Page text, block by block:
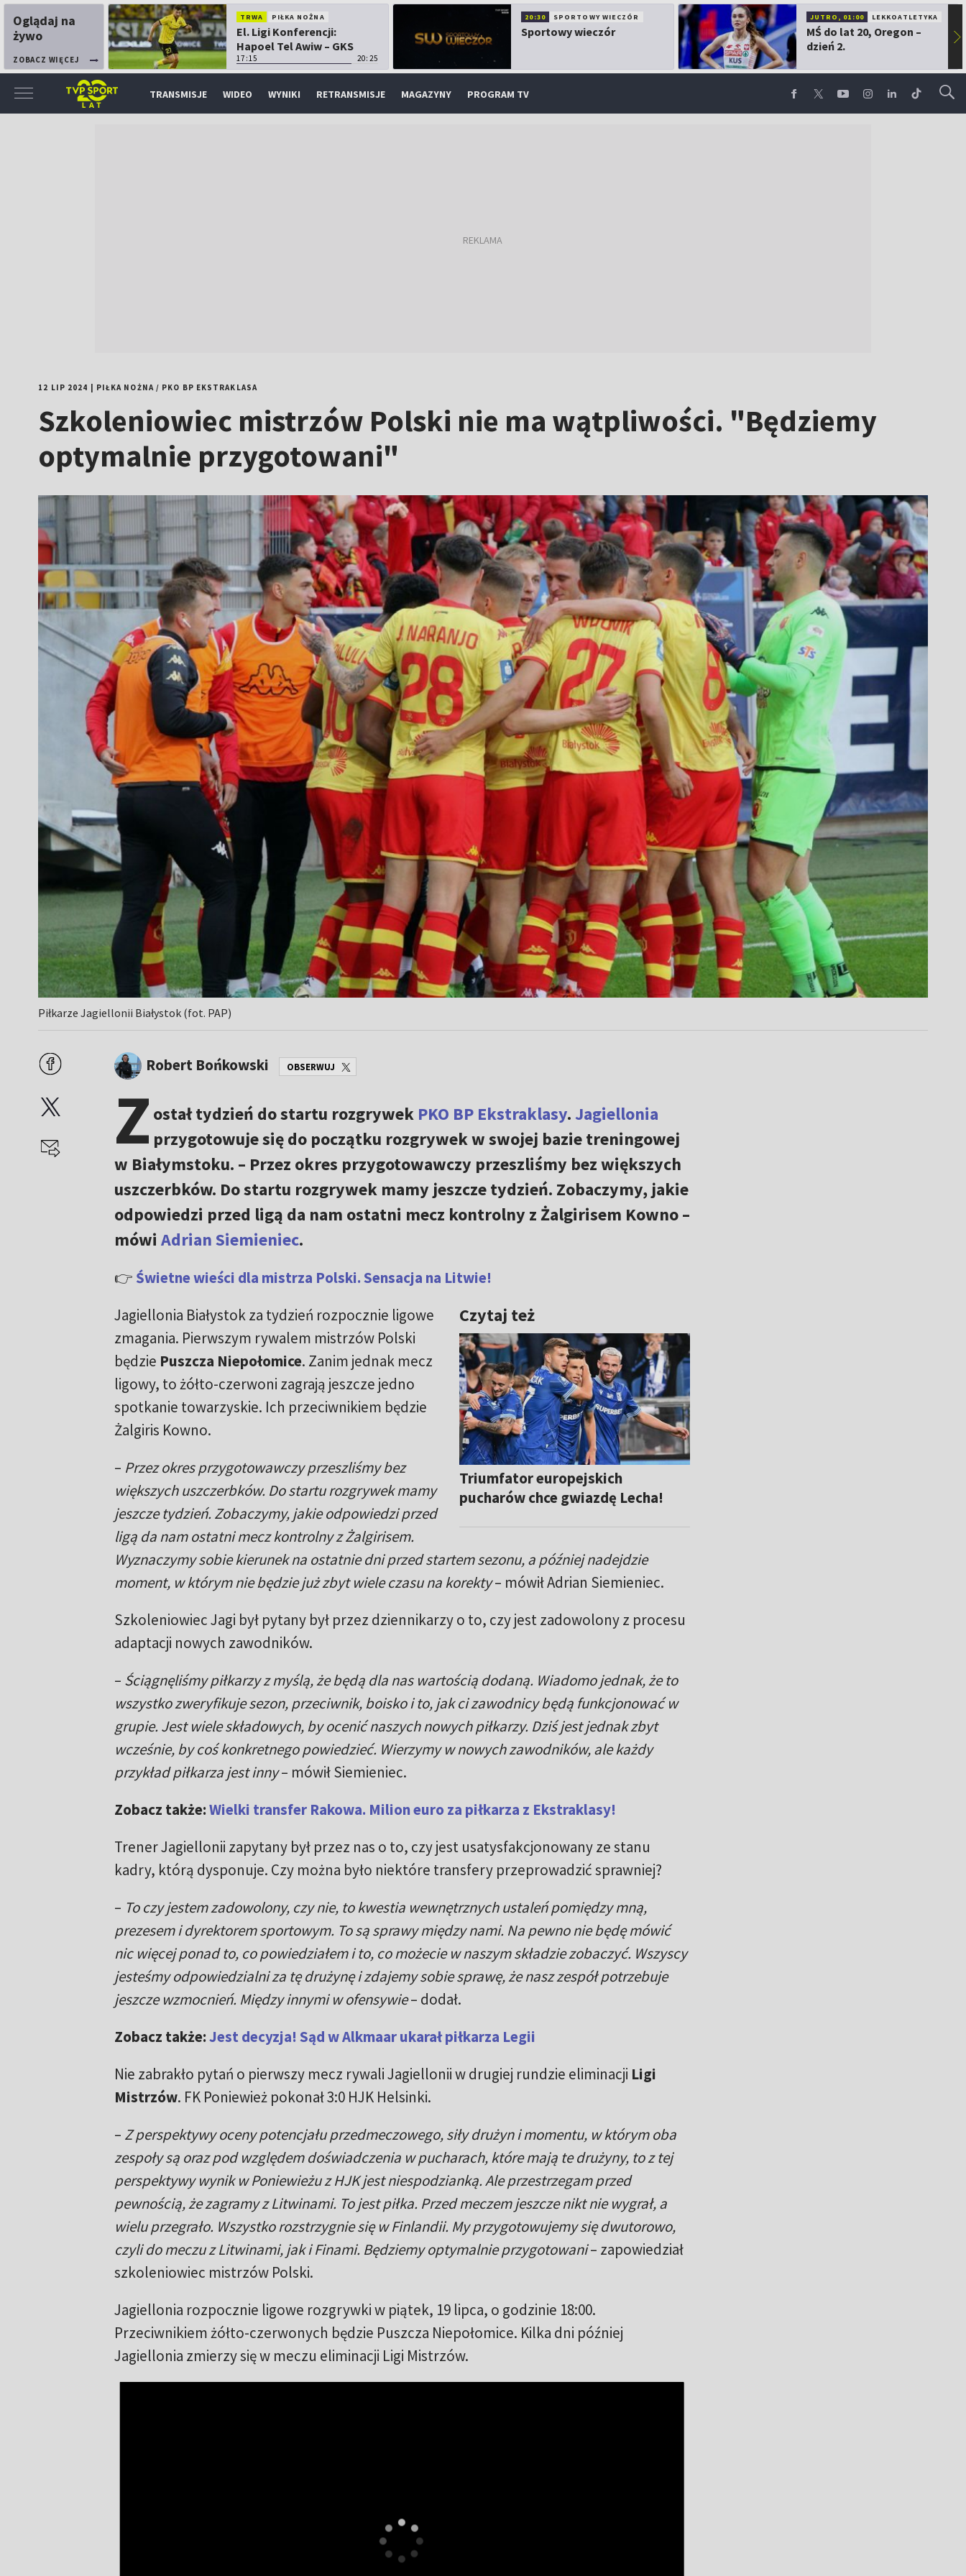
Oglądaj na
żywo
ZOBACZ WIĘCEJ
TRWA PIŁKA NOŻNA
El. Ligi Konferencji:
Hapoel Tel Awiw – GKS
Katowice
17:15 20:25
20:30 SPORTOWY WIECZÓR
Sportowy wieczór
JUTRO, 01:00 LEKKOATLETYKA
MŚ do lat 20, Oregon –
dzień 2.
▶
TRANSMISJE WIDEO WYNIKI RETRANSMISJE MAGAZYNY PROGRAM TV
12 LIP 2024 PIŁKA NOŻNA/ PKO BP EKSTRAKLASA
Szkoleniowiec mistrzów Polski nie ma wątpliwości. "Będziemy
optymalnie przygotowani"
Piłkarze Jagiellonii Białystok (fot. PAP)
Robert Bońkowski OBSERWUJ
Z ostał tydzień do startu rozgrywek PKO BP Ekstraklasy.Jagiellonia
przygotowuje się do początku rozgrywek w swojej bazie treningowej
w Białymstoku. – Przez okres przygotowawczy przeszliśmy bez większych
uszczerbków. Do startu rozgrywek mamy jeszcze tydzień. Zobaczymy, jakie
odpowiedzi przed ligą da nam ostatni mecz kontrolny z Żalgirisem Kowno –
mówi Adrian Siemieniec.
👉 Świetne wieści dla mistrza Polski. Sensacja na Litwie!
Czytaj też
Triumfator europejskich
pucharów chce gwiazdę Lecha!
Jagiellonia Białystok za tydzień rozpocznie ligowe
zmagania. Pierwszym rywalem mistrzów Polski
będzie Puszcza Niepołomice. Zanim jednak mecz
ligowy, to żółto-czerwoni zagrają jeszcze jedno
spotkanie towarzyskie. Ich przeciwnikiem będzie
Żalgiris Kowno.
– Przez okres przygotowawczy przeszliśmy bez
większych uszczerbków. Do startu rozgrywek mamy
jeszcze tydzień. Zobaczymy, jakie odpowiedzi przed
ligą da nam ostatni mecz kontrolny z Żalgirisem.
Wyznaczymy sobie kierunek na ostatnie dni przed startem sezonu, a później nadejdzie
moment, w którym nie będzie już zbyt wiele czasu na korekty– mówił Adrian Siemieniec.
Szkoleniowiec Jagi był pytany był przez dziennikarzy o to, czy jest zadowolony z procesu
adaptacji nowych zawodników.
– Ściągnęliśmy piłkarzy z myślą, że będą dla nas wartością dodaną. Wiadomo jednak, że to
wszystko zweryfikuje sezon, przeciwnik, boisko i to, jak ci zawodnicy będą funkcjonować w
grupie. Jest wiele składowych, by ocenić naszych nowych piłkarzy. Dziś jest jednak zbyt
wcześnie, by coś konkretnego powiedzieć. Wierzymy w nowych zawodników, ale każdy
przykład piłkarza jest inny– mówił Siemieniec.
Zobacz także:Wielki transfer Rakowa. Milion euro za piłkarza z Ekstraklasy!
Trener Jagiellonii zapytany był przez nas o to, czy jest usatysfakcjonowany ze stanu
kadry, którą dysponuje. Czy można było niektóre transfery przeprowadzić sprawniej?
– To czy jestem zadowolony, czy nie, to kwestia wewnętrznych ustaleń pomiędzy mną,
prezesem i dyrektorem sportowym. To są sprawy między nami. Na pewno nie będę mówić
nic więcej ponad to, co powiedziałem i to, co możecie w naszym składzie zobaczyć. Wszyscy
jesteśmy odpowiedzialni za tę drużynę i zdajemy sobie sprawę, że nasz zespół potrzebuje
jeszcze wzmocnień. Między innymi w ofensywie– dodał.
Zobacz także:Jest decyzja! Sąd w Alkmaar ukarał piłkarza Legii
Nie zabrakło pytań o pierwszy mecz rywali Jagiellonii w drugiej rundzie eliminacji Ligi
Mistrzów. FK Poniewież pokonał 3:0 HJK Helsinki.
– Z perspektywy oceny potencjału przedmeczowego, siły drużyn i momentu, w którym oba
zespoły są oraz pod względem doświadczenia w pucharach, które mają te drużyny, to z tej
perspektywy wynik w Poniewieżu z HJK jest niespodzianką. Ale przestrzegam przed
pewnością, że zagramy z Litwinami. To jest piłka. Przed meczem jeszcze nikt nie wygrał, a
wielu przegrało. Wszystko rozstrzygnie się w Finlandii. My przygotowujemy się dwutorowo,
czyli do meczu z Litwinami, jak i Finami. Będziemy optymalnie przygotowani– zapowiedział
szkoleniowiec mistrzów Polski.
Jagiellonia rozpocznie ligowe rozgrywki w piątek, 19 lipca, o godzinie 18:00.
Przeciwnikiem żółto-czerwonych będzie Puszcza Niepołomice. Kilka dni później
Jagiellonia zmierzy się w meczu eliminacji Ligi Mistrzów.